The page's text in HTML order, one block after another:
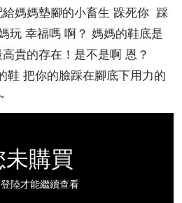
媽媽墊腳的小畜生 跺死你 踩
玩 幸福嗎 啊？ 媽媽的鞋底是
貴的存在！是不是啊 恩？
鞋 把你的臉踩在腳底下用力的
未購買
陸才能繼續查看